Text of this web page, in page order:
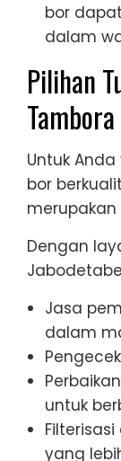
bor
dalam
Pilihan
Untuk
bor
merupakan
Dengan
Jasa
dalam
untuk
yang